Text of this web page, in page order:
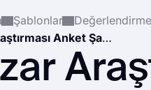
Şablonlar
Pazar Araştırması Anket Şablonu